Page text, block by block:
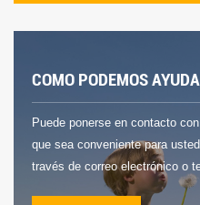
COMO PODEMOS
Puede ponerse en contacto
que sea conveniente para
través de correo electrónico o